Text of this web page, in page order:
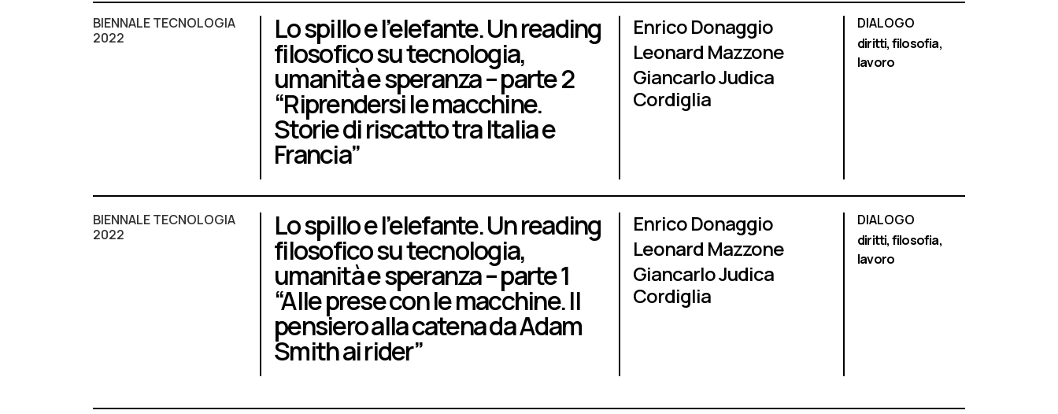
BIENNALE TECNOLOGIA
2022
Lo spillo e l’elefante. Un reading
filosofico su tecnologia,
umanità e speranza – parte 2
“Riprendersi le macchine.
Storie di riscatto tra Italia e
Francia”
Enrico Donaggio
Leonard Mazzone
Giancarlo Judica
Cordiglia
DIALOGO
diritti,filosofia,
lavoro
BIENNALE TECNOLOGIA
2022
Lo spillo e l’elefante. Un reading
filosofico su tecnologia,
umanità e speranza – parte 1
“Alle prese con le macchine. Il
pensiero alla catena da Adam
Smith ai rider”
Enrico Donaggio
Leonard Mazzone
Giancarlo Judica
Cordiglia
DIALOGO
diritti,filosofia,
lavoro